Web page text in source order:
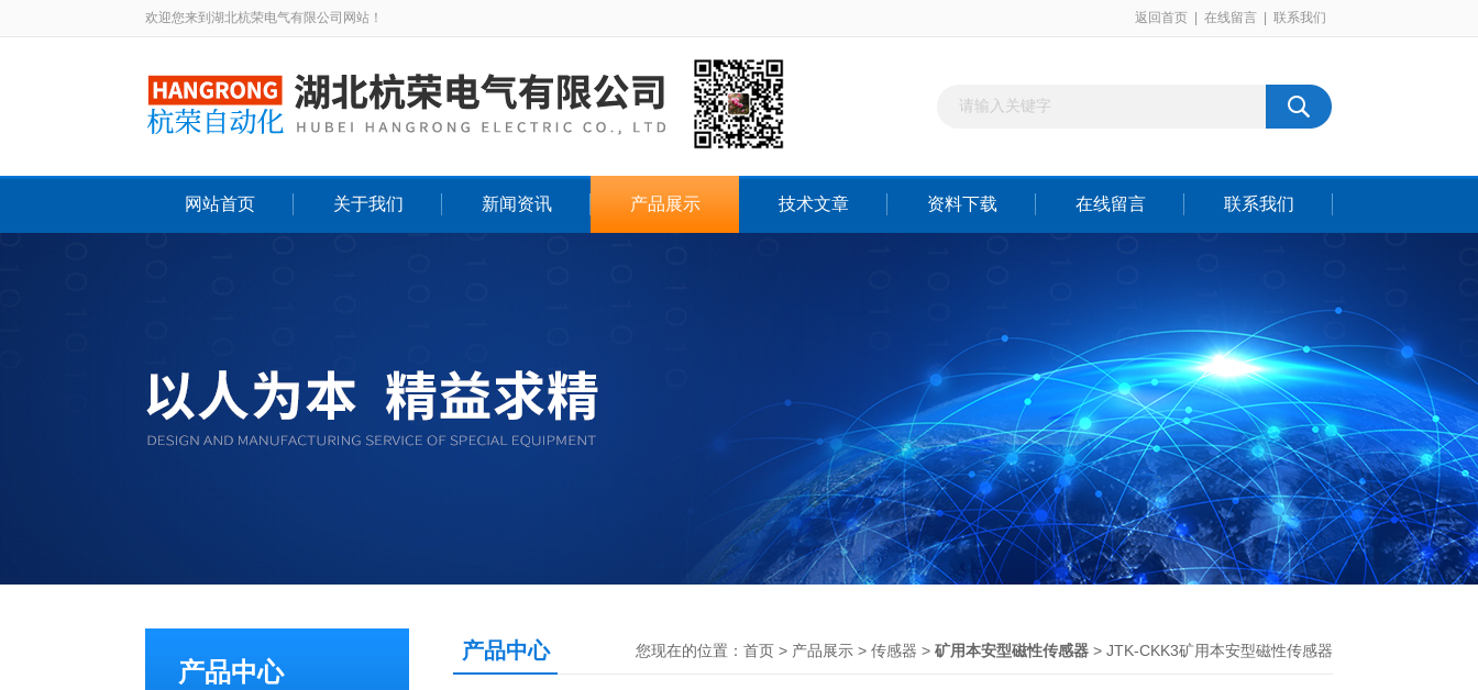
欢迎您来到湖北杭荣电气有限公司网站！ 返回首页 在线留言 联系我们
网站首页 关于我们 新闻资讯 产品展示 技术文章 资料下载 在线留言 联系我们
产品中心
产品中心 您现在的位置： 首页 > 产品展示 > 传感器 > 矿用本安型磁性传感器 > JTK-CKK3矿用本安型磁性传感器